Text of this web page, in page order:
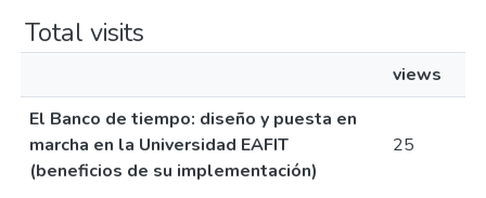
Total visits
views
El Banco de tiempo: diseño y puesta en
marcha en la Universidad EAFIT
(beneficios de su implementación)
25